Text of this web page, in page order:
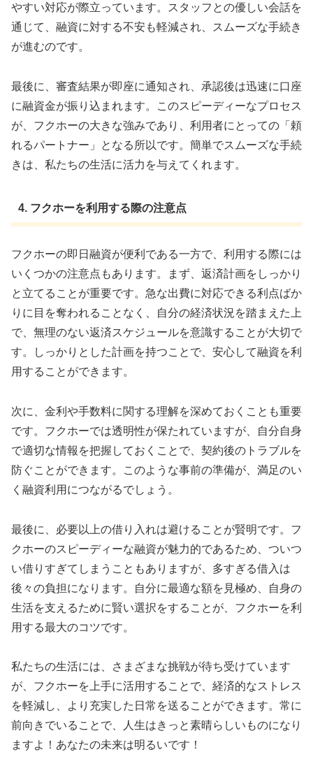
やすい対応が際立っています。スタッフとの優しい会話を
通じて、融資に対する不安も軽減され、スムーズな手続き
が進むのです。
最後に、審査結果が即座に通知され、承認後は迅速に口座
に融資金が振り込まれます。このスピーディーなプロセス
が、フクホーの大きな強みであり、利用者にとっての「頼
れるパートナー」となる所以です。簡単でスムーズな手続
きは、私たちの生活に活力を与えてくれます。
4. フクホーを利用する際の注意点
フクホーの即日融資が便利である一方で、利用する際には
いくつかの注意点もあります。まず、返済計画をしっかり
と立てることが重要です。急な出費に対応できる利点ばか
りに目を奪われることなく、自分の経済状況を踏まえた上
で、無理のない返済スケジュールを意識することが大切で
す。しっかりとした計画を持つことで、安心して融資を利
用することができます。
次に、金利や手数料に関する理解を深めておくことも重要
です。フクホーでは透明性が保たれていますが、自分自身
で適切な情報を把握しておくことで、契約後のトラブルを
防ぐことができます。このような事前の準備が、満足のい
く融資利用につながるでしょう。
最後に、必要以上の借り入れは避けることが賢明です。フ
クホーのスピーディーな融資が魅力的であるため、ついつ
い借りすぎてしまうこともありますが、多すぎる借入は
後々の負担になります。自分に最適な額を見極め、自身の
生活を支えるために賢い選択をすることが、フクホーを利
用する最大のコツです。
私たちの生活には、さまざまな挑戦が待ち受けています
が、フクホーを上手に活用することで、経済的なストレス
を軽減し、より充実した日常を送ることができます。常に
前向きでいることで、人生はきっと素晴らしいものになり
ますよ！あなたの未来は明るいです！